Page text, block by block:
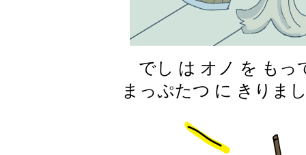
でし は オノ を もっ
まっぷたつ に きりま